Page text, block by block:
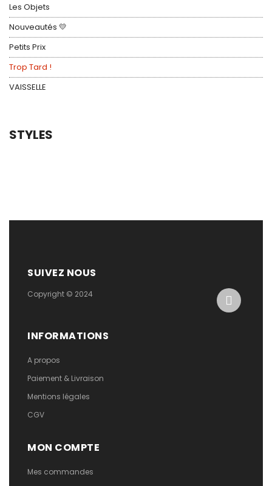
Les Objets
Nouveautés 💛
Petits Prix
Trop Tard !
VAISSELLE
STYLES
SUIVEZ NOUS
Copyright © 2024
INFORMATIONS
A propos
Paiement & Livraison
Mentions légales
CGV
MON COMPTE
Mes commandes